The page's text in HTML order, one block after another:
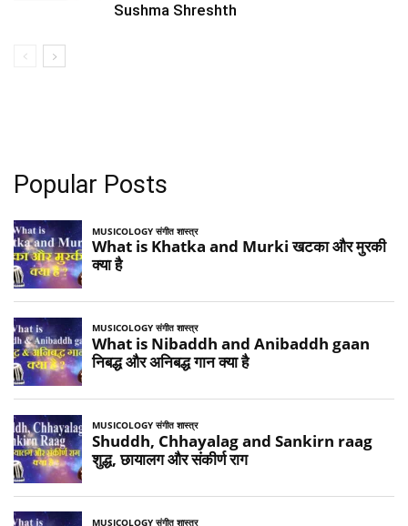
Sushma Shreshth
Popular Posts